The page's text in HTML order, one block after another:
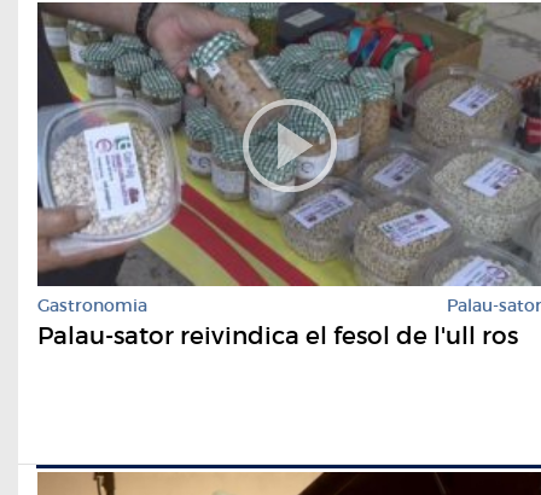
Gastronomia Palau-sator
Palau-sator reivindica el fesol de l'ull ros